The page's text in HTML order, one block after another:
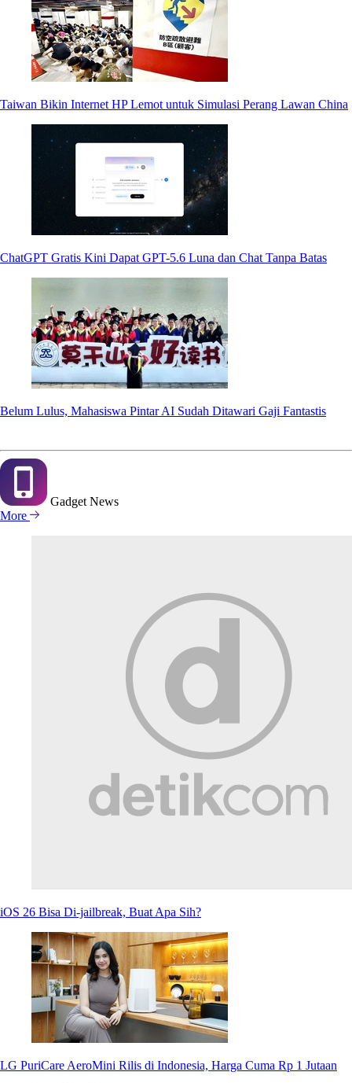
Taiwan Bikin Internet HP Lemot untuk Simulasi Perang Lawan China
ChatGPT Gratis Kini Dapat GPT-5.6 Luna dan Chat Tanpa Batas
Belum Lulus, Mahasiswa Pintar AI Sudah Ditawari Gaji Fantastis
Gadget News
More
iOS 26 Bisa Di-jailbreak, Buat Apa Sih?
LG PuriCare AeroMini Rilis di Indonesia, Harga Cuma Rp 1 Jutaan